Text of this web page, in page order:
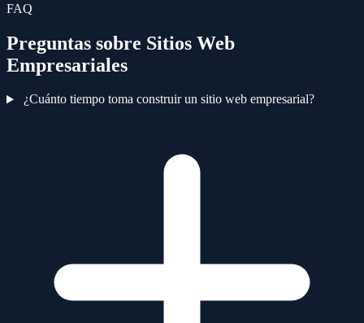
FAQ
Preguntas sobre Sitios Web
Empresariales
¿Cuánto tiempo toma construir un sitio web empresarial?